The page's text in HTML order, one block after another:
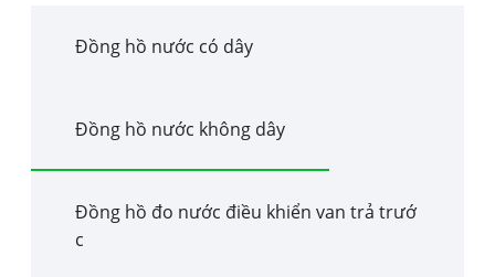
Đồng hồ nước có dây
Đồng hồ nước không dây
Đồng hồ đo nước điều khiển van trả trướ
c